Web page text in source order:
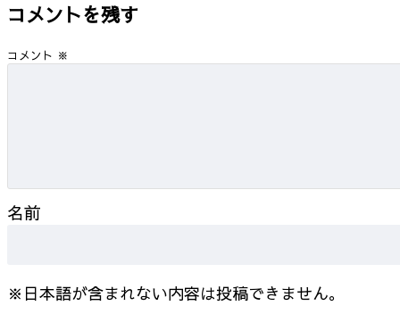
コメントを残す
コメント ※
名前
※日本語が含まれない内容は投稿できません。